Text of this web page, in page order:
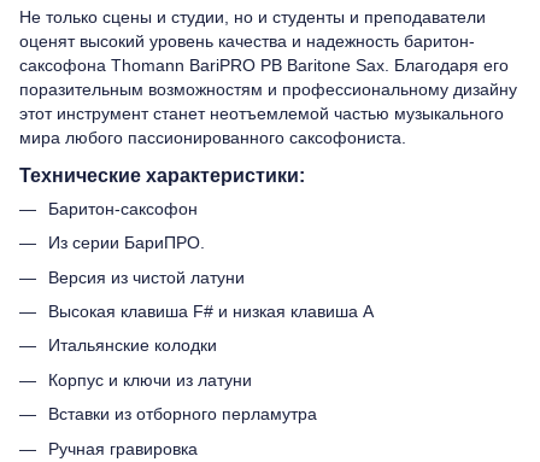
Не только сцены и студии, но и студенты и преподаватели
оценят высокий уровень качества и надежность баритон-
саксофона Thomann BariPRO PB Baritone Sax. Благодаря его
поразительным возможностям и профессиональному дизайну
этот инструмент станет неотъемлемой частью музыкального
мира любого пассионированного саксофониста.
Технические характеристики:
Баритон-саксофон
Из серии БариПРО.
Версия из чистой латуни
Высокая клавиша F# и низкая клавиша A
Итальянские колодки
Корпус и ключи из латуни
Вставки из отборного перламутра
Ручная гравировка